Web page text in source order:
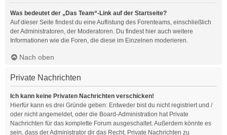
Was bedeutet der „Das Team“-Link auf der Startseite?
Auf dieser Seite findest du eine Auflistung des Forenteams, einschließlich
der Administratoren, der Moderatoren. Du findest hier auch weitere
Informationen wie die Foren, die diese im Einzelnen moderieren.
Nach oben
Private Nachrichten
Ich kann keine Privaten Nachrichten verschicken!
Hierfür kann es drei Gründe geben: Entweder bist du nicht registriert und /
oder nicht angemeldet, oder die Board-Administration hat Private
Nachrichten für das komplette Forum ausgeschaltet. Außerdem könnte es
sein, dass der Administrator dir das Recht, Private Nachrichten zu